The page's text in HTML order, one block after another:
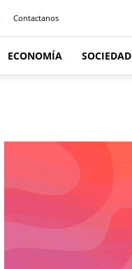
Contactanos
ECONOMÍA SOCIEDAD